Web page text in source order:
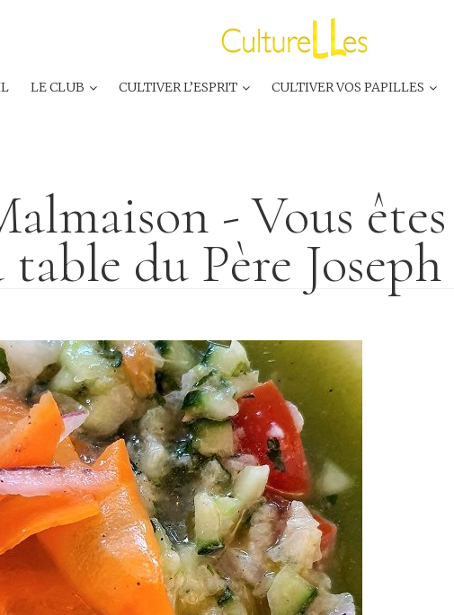
LE CLUB CULTIVER L’ESPRIT CULTIVER VOS PAPILLES
- Vous êtes
du Père Joseph